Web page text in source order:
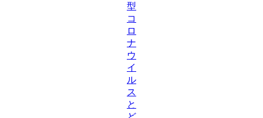
型
コ
ロ
ナ
ウ
イ
ル
ス
と